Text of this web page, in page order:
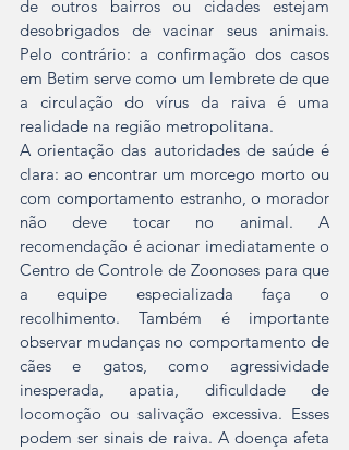
de outros bairros ou cidades estejam
desobrigados de vacinar seus animais.
Pelo contrário: a confirmação dos casos
em Betim serve como um lembrete de que
a circulação do vírus da raiva é uma
realidade na região metropolitana.
A orientação das autoridades de saúde é
clara: ao encontrar um morcego morto ou
com comportamento estranho, o morador
não deve tocar no animal. A
recomendação é acionar imediatamente o
Centro de Controle de Zoonoses para que
a equipe especializada faça o
recolhimento. Também é importante
observar mudanças no comportamento de
cães e gatos, como agressividade
inesperada, apatia, dificuldade de
locomoção ou salivação excessiva. Esses
podem ser sinais de raiva. A doença afeta